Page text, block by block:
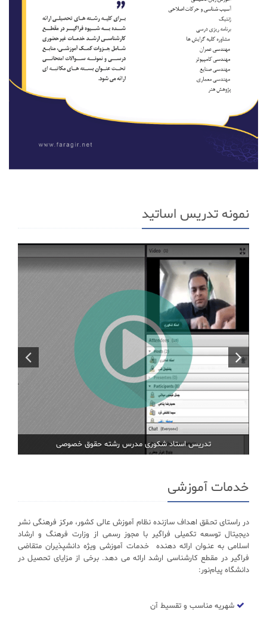
نمونه تدریس اساتید
تدریس استاد شکوری مدرس رشته حقوق خصوصی
خدمات آموزشی
در راستای تحـقق اهداف سازنده نظام آموزش عالی کشور، مرکز فرهنگی نشر
دیجیتال توسعه تکمیلی فراگیر با مجوز رسمی از وزارت فرهنگ و ارشاد
اسلامی به عنـوان ارائه دهنده خدمات آموزشی ویژه دانشپذیران متقاضی
فراگیر در مقطع کارشناسی ارشد ارائه می دهد. برخی از مزایای تحصیل در
دانشگاه پیام‌نور:
شهریه مناسب و تقسیط آن